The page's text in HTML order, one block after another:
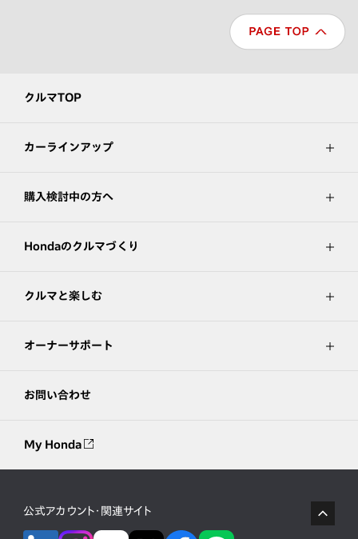
クルマTOP
カーラインアップ
購入検討中の方へ
Hondaのクルマづくり
クルマと楽しむ
オーナーサポート
お問い合わせ
My Honda
公式アカウント・関連サイト